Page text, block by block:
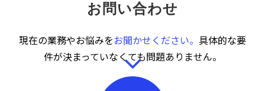
お問い合わせ
現在の業務やお悩みをお聞かせください。 具体的な要
件が決まっていなくても問題ありません。